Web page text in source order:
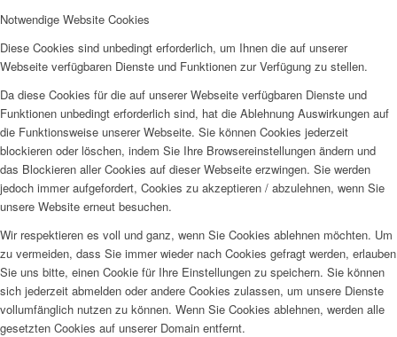
Notwendige Website Cookies
Diese Cookies sind unbedingt erforderlich, um Ihnen die auf unserer
Webseite verfügbaren Dienste und Funktionen zur Verfügung zu stellen.
Da diese Cookies für die auf unserer Webseite verfügbaren Dienste und
Funktionen unbedingt erforderlich sind, hat die Ablehnung Auswirkungen auf
die Funktionsweise unserer Webseite. Sie können Cookies jederzeit
blockieren oder löschen, indem Sie Ihre Browsereinstellungen ändern und
das Blockieren aller Cookies auf dieser Webseite erzwingen. Sie werden
jedoch immer aufgefordert, Cookies zu akzeptieren / abzulehnen, wenn Sie
unsere Website erneut besuchen.
Wir respektieren es voll und ganz, wenn Sie Cookies ablehnen möchten. Um
zu vermeiden, dass Sie immer wieder nach Cookies gefragt werden, erlauben
Sie uns bitte, einen Cookie für Ihre Einstellungen zu speichern. Sie können
sich jederzeit abmelden oder andere Cookies zulassen, um unsere Dienste
vollumfänglich nutzen zu können. Wenn Sie Cookies ablehnen, werden alle
gesetzten Cookies auf unserer Domain entfernt.